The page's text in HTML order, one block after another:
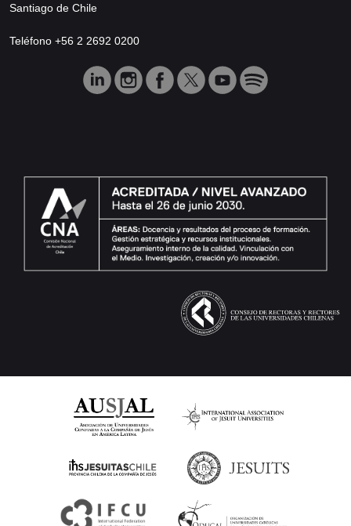
Santiago de Chile
Teléfono +56 2 2692 0200